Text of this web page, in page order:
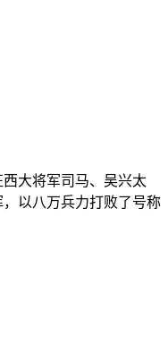
大将军司马、吴兴太
以八万兵力打败了号称